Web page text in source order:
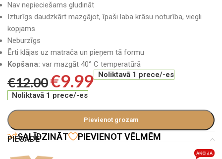
Nav nepieciešams gludināt
Izturīgs daudzkārt mazgājot, īpaši laba krāsu noturība, viegli
kopjams
Neburzīgs
Ērti klājas uz matrača un pieņem tā formu
Kopšana: var mazgāt 40° C temperatūrā
€12.00€9.99 Noliktavā 1 prece/-es
Noliktavā 1 prece/-es
Pievienot grozam
SALĪDZINĀT PIEVIENOT VĒLMĒM
PIEGĀDE
AKCIJA